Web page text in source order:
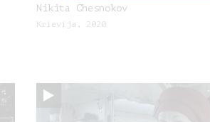
Nikita Chesnokov
Krievija, 2020